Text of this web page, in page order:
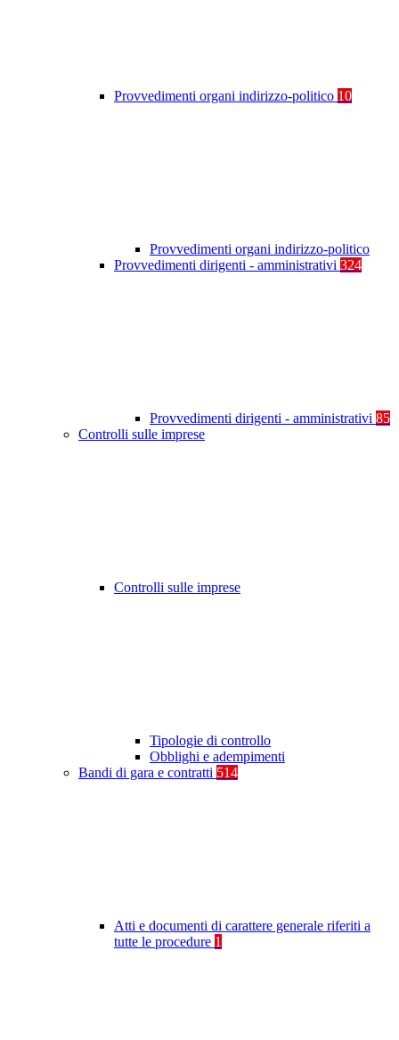
Provvedimenti organi indirizzo-politico 10
Provvedimenti organi indirizzo-politico
Provvedimenti dirigenti - amministrativi 324
Provvedimenti dirigenti - amministrativi 85
Controlli sulle imprese
Controlli sulle imprese
Tipologie di controllo
Obblighi e adempimenti
Bandi di gara e contratti 514
Atti e documenti di carattere generale riferiti a
tutte le procedure 1